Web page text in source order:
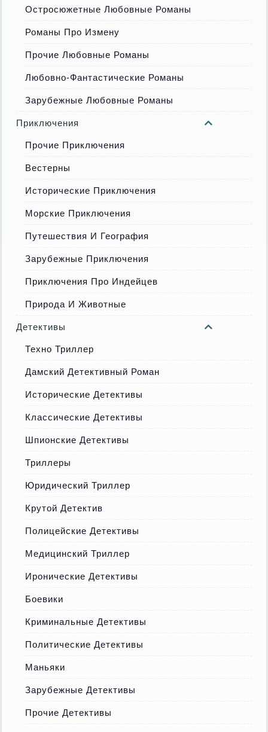
Остросюжетные Любовные Романы
Романы Про Измену
Прочие Любовные Романы
Любовно-Фантастические Романы
Зарубежные Любовные Романы
Приключения
Прочие Приключения
Вестерны
Исторические Приключения
Морские Приключения
Путешествия И География
Зарубежные Приключения
Приключения Про Индейцев
Природа И Животные
Детективы
Техно Триллер
Дамский Детективный Роман
Исторические Детективы
Классические Детективы
Шпионские Детективы
Триллеры
Юридический Триллер
Крутой Детектив
Полицейские Детективы
Медицинский Триллер
Иронические Детективы
Боевики
Криминальные Детективы
Политические Детективы
Маньяки
Зарубежные Детективы
Прочие Детективы